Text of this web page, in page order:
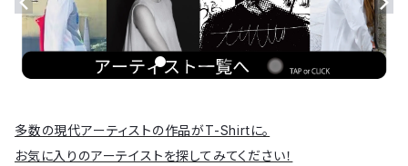
多数の現代アーティストの作品がT-Shirtに。
お気に入りのアーテイストを探してみてください！